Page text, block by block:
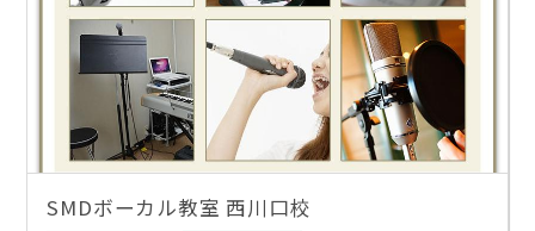
SMDボーカル教室 西川口校